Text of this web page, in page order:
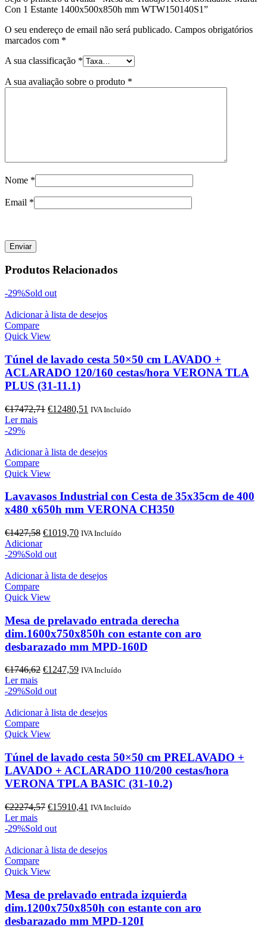
Con 1 Estante 1400x500x850h mm WTW150140S1”
O seu endereço de email não será publicado. Campos obrigatórios
marcados com *
A sua classificação *
A sua avaliação sobre o produto *
Nome *
Email *
Produtos Relacionados
-29%Sold out
Adicionar à lista de desejos
Compare
Quick View
Túnel de lavado cesta 50×50 cm LAVADO +
ACLARADO 120/160 cestas/hora VERONA TLA
PLUS (31-11.1)
€17472,71 O
€17472,71.
€12480,51 O
€12480,51.
IVA Incluído
Ler mais
-29%
Adicionar à lista de desejos
Compare
Quick View
Lavavasos Industrial con Cesta de 35x35cm de 400
x480 x650h mm VERONA CH350
€1427,58 O
preço
original
€1427,58.
€1019,70O
€1019,70.
IVA Incluído
Adicionar
-29%Sold out
Adicionar à lista de desejos
Compare
Quick View
Mesa de prelavado entrada derecha
dim.1600x750x850h con estante con aro
desbarazado mm MPD-160D
€1746,62 O
original
€1746,62.
€1247,59O
€1247,59.
IVA Incluído
Ler mais
-29%Sold out
Adicionar à lista de desejos
Compare
Quick View
Túnel de lavado cesta 50×50 cm PRELAVADO +
LAVADO + ACLARADO 110/200 cestas/hora
VERONA TPLA BASIC (31-10.2)
€22274,57 O
original
€22274,57.
€15910,41 O
€15910,41.
IVA Incluído
Ler mais
-29%Sold out
Adicionar à lista de desejos
Compare
Quick View
Mesa de prelavado entrada izquierda
dim.1200x750x850h con estante con aro
desbarazado mm MPD-120I